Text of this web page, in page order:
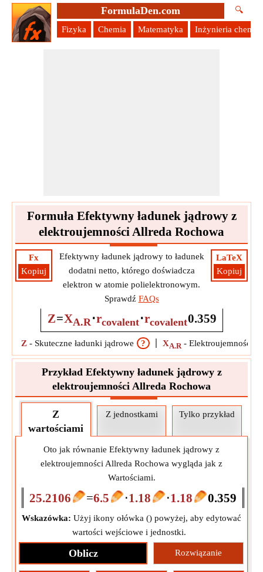
FormulaDen.com 🔍
Fizyka Chemia Matematyka Inżynieria
Formuła Efektywny ładunek jądrowy z
elektroujemności Allreda Rochowa
Fx
Kopiuj
LaTeX
Kopiuj
Efektywny ładunek jądrowy to ładunek
dodatni netto, którego doświadcza
elektron w atomie polielektronowym.
Sprawdź FAQs
Z=XA.R⋅rcovalent⋅rcovalent0.359
Z - Skuteczne ładunki jądrowe ? XA.R - Elektroujemność
Przykład Efektywny ładunek jądrowy z
elektroujemności Allreda Rochowa
Z
wartościami
Z jednostkami Tylko przykład
Oto jak równanie Efektywny ładunek jądrowy z
elektroujemności Allreda Rochowa wygląda jak z
Wartościami.
25.2106 =6.5 ⋅1.18 ⋅1.18 0.359
Wskazówka: Użyj ikony ołówka () powyżej, aby edytować
wartości wejściowe i jednostki.
Oblicz Rozwiązanie